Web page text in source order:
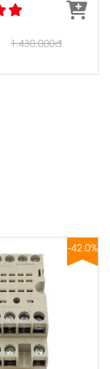
1.430.000đ
-42.0%